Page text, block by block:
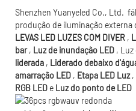
Shenzhen Yuanyeled Co., Ltd.
produção de iluminação externa
LEVAS LED LUZES COM DIVER ,
bar, Luz de inundação LED , Luz
liderada , Liderado debaixo
amarração LED , Etapa LED Luz,
RGB LED e Luz do ponto de LED